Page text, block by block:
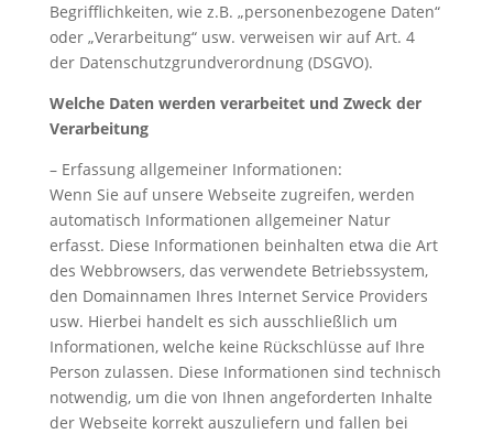
Begrifflichkeiten, wie z.B. „personenbezogene Daten“
oder „Verarbeitung“ usw. verweisen wir auf Art. 4
der Datenschutzgrundverordnung (DSGVO).
Welche Daten werden verarbeitet und Zweck der
Verarbeitung
– Erfassung allgemeiner Informationen:
Wenn Sie auf unsere Webseite zugreifen, werden
automatisch Informationen allgemeiner Natur
erfasst. Diese Informationen beinhalten etwa die Art
des Webbrowsers, das verwendete Betriebssystem,
den Domainnamen Ihres Internet Service Providers
usw. Hierbei handelt es sich ausschließlich um
Informationen, welche keine Rückschlüsse auf Ihre
Person zulassen. Diese Informationen sind technisch
notwendig, um die von Ihnen angeforderten Inhalte
der Webseite korrekt auszuliefern und fallen bei